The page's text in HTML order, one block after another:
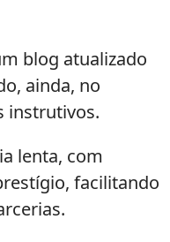
blog atualizado
ainda, no
instrutivos.
lenta, com
facilitando